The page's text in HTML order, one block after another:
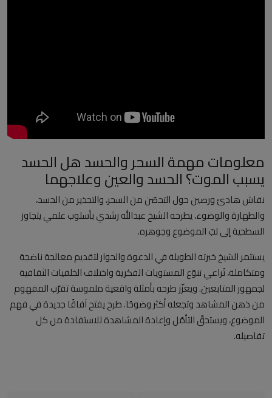
معلومات مهمة السحر والحسد هل الحسد
يسبب الموت؟ الحسد والعين وعلاجهما
نقاش هادئ ورصين حول التحصّن من السحر، والتحذير من الحسد،
والطهارة والوضوء، يطرحه الشيخ عبدالله رشدي بأسلوب علمي يتجاوز
السطحية إلى لبّ الموضوع وجوهره.
يستثمر الشيخ خبرته الطويلة في الدعوة والحوار لتقديم معالجة ناضجة
ومتكاملة، تُراعي تنوّع المستويات الفكرية واختلاف الخلفيات الثقافية
لجمهور المتابعين. ويعزّز طرحه بأمثلة واقعية ملموسة تقرّب المفهوم
من ذهن المشاهد وتجعله أكثر وضوحًا. طرح يفتح آفاقًا جديدة في فهم
الموضوع، ويستحقّ التأمّل وإعادة المشاهدة للاستفادة من كل
تفاصيله.